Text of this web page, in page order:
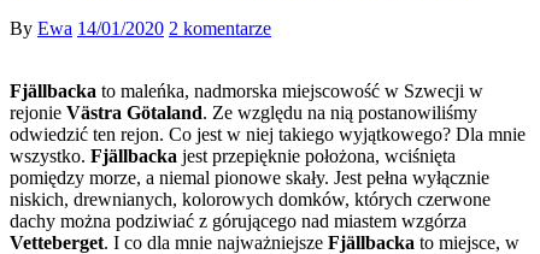
By Ewa 14/01/2020 2 komentarze
Fjällbacka to maleńka, nadmorska miejscowość w Szwecji w
rejonie Västra Götaland. Ze względu na nią postanowiliśmy
odwiedzić ten rejon. Co jest w niej takiego wyjątkowego? Dla mnie
wszystko. Fjällbacka jest przepięknie położona, wciśnięta
pomiędzy morze, a niemal pionowe skały. Jest pełna wyłącznie
niskich, drewnianych, kolorowych domków, których czerwone
dachy można podziwiać z górującego nad miastem wzgórza
Vetteberget. I co dla mnie najważniejsze Fjällbacka to miejsce, w